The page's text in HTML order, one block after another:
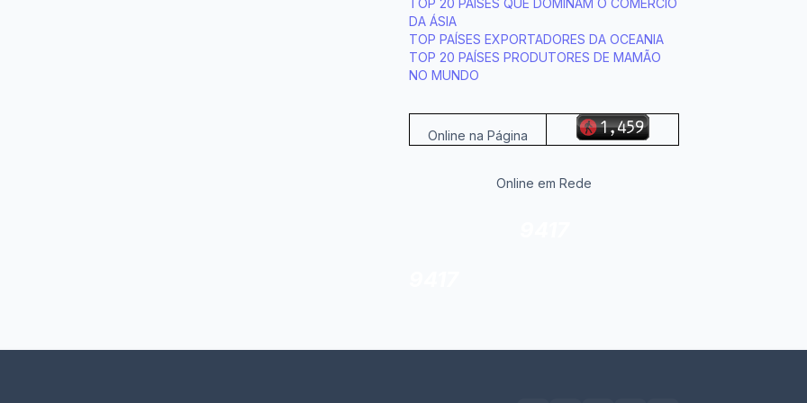
DA ÁSIA
TOP PAÍSES EXPORTADORES DA OCEANIA
TOP 20 PAÍSES PRODUTORES DE MAMÃO
NO MUNDO
Online na Página
Online em Rede